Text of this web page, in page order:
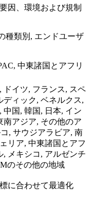
因、環境および規制
種類別, エンドユーザ
中東諸国とアフリ
ドイツ, フランス, スペ
ディック, ベネルクス,
国, 韓国, 日本, イン
南アジア, その他のア
, サウジアラビア, 南
リア, 中東諸国とアフ
, メキシコ, アルゼンチ
のその他の地域
に合わせて最適化